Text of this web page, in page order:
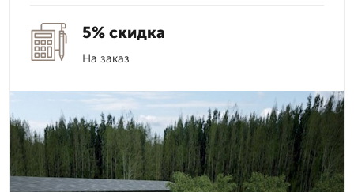
5% скидка
На заказ